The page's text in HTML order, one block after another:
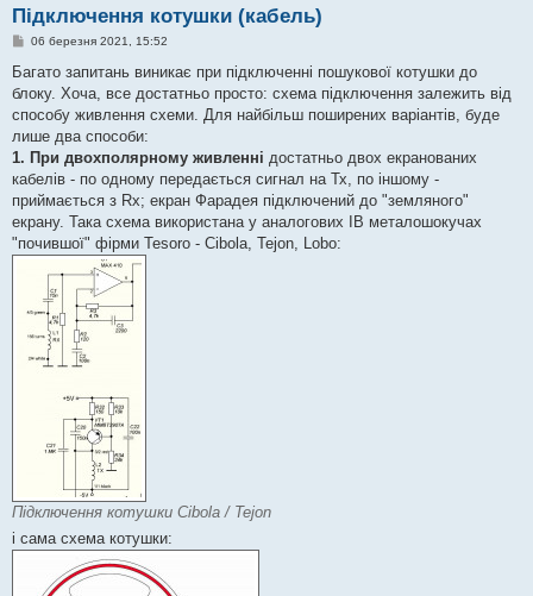
Підключення котушки (кабель)
П
в
д
о
л
е
н
я
06 березня 2021, 15:52
Багато запитань виникає при підключенні пошукової котушки до
блоку. Хоча, все достатньо просто: схема підключення залежить від
способу живлення схеми. Для найбільш поширених варіантів, буде
лише два способи:
1. При двохполярному живленні достатньо двох екранованих
кабелів - по одному передається сигнал на Тх, по іншому -
приймається з Rх; екран Фарадея підключений до "земляного"
екрану. Така схема використана у аналогових IB металошокучах
"почившої" фірми Tesoro - Cibola, Tejon, Lobo:
Підключення котушки Cibola / Tejon
і сама схема котушки: